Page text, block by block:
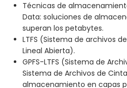
Técnicas de
Data: soluciones de
superan los petabytes.
LTFS (Sistema de archivos
Lineal Abierta).
GPFS-LTFS (Sistema de
Sistema de Archivos de
almacenamiento en capas